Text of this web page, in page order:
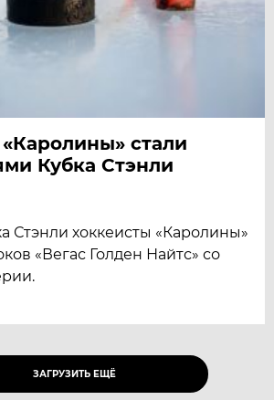
стали
Кубка Стэнли
Стэнли хоккеисты «Каролины»
«Вегас Голден Найтс» со
ЗАГРУЗИТЬ ЕЩЁ